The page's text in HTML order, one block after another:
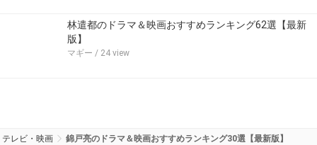
林遣都のドラマ＆映画おすすめランキング62選【最新
版】
マギー / 24 view
テレビ・映画 錦戸亮のドラマ＆映画おすすめランキング30選【最新版】